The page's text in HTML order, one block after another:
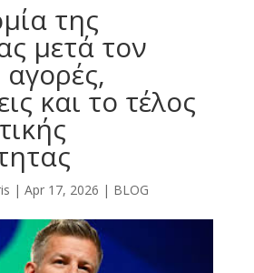
της
μετά τον
και το τέλος
| Apr 17, 2026 | BLOG